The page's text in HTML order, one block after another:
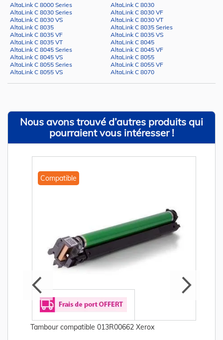
AltaLink C 8000 Series
AltaLink C 8030
AltaLink C 8030 Series
AltaLink C 8030 VF
AltaLink C 8030 VS
AltaLink C 8030 VT
AltaLink C 8035
AltaLink C 8035 Series
AltaLink C 8035 VF
AltaLink C 8035 VS
AltaLink C 8035 VT
AltaLink C 8045
AltaLink C 8045 Series
AltaLink C 8045 VF
AltaLink C 8045 VS
AltaLink C 8055
AltaLink C 8055 Series
AltaLink C 8055 VF
AltaLink C 8055 VS
AltaLink C 8070
Nous avons trouvé d’autres produits qui
pourraient vous intéresser !
Compatible
Tambour compatible 013R00662 Xerox